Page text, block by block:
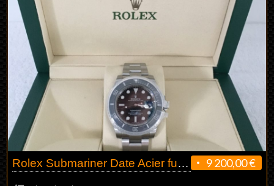
9 200,00 €
Rolex Submariner Date Acier full set